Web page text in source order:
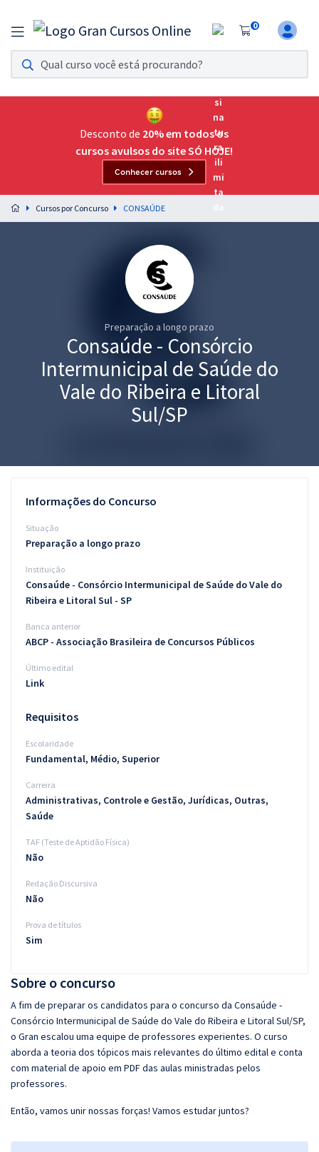
0
Assinatura Ilimitada 11
Acesso a todos os cursos. Teste grátis por 7 dias!
Assinatura OAB Até Passar
Acesso ilimitado a toda preparação para o Exame da
Preparação completa e intensiva para as principais
residências em saúde do Brasil
Graduação
Questões grátis
Conteúdo gratuito
Blog
Aprovados
Atendimento
Desconto de 20% em todos os
cursos avulsos do site SÓ HOJE!
Conhecer cursos
Cursos por Concurso CONSAÚDE
Preparação a longo prazo
Consaúde - Consórcio
Intermunicipal de Saúde do
Vale do Ribeira e Litoral
Sul/SP
Sobre o concurso
A fim de preparar os candidatos para o concurso da Consaúde -
Consórcio Intermunicipal de Saúde do Vale do Ribeira e Litoral Sul/SP,
o Gran escalou uma equipe de professores experientes. O curso
aborda a teoria dos tópicos mais relevantes do último edital e conta
com material de apoio em PDF das aulas ministradas pelos
professores.
Então, vamos unir nossas forças! Vamos estudar juntos?
Informações do Concurso
Situação
Preparação a longo prazo
Instituição
Consaúde - Consórcio Intermunicipal de Saúde do Vale do
Ribeira e Litoral Sul - SP
Banca anterior
ABCP - Associação Brasileira de Concursos Públicos
Último edital
Link
Requisitos
Escolaridade
Fundamental, Médio, Superior
Carreira
Administrativas, Controle e Gestão, Jurídicas, Outras,
Saúde
TAF (Teste de Aptidão Física)
Não
Redação Discursiva
Não
Prova de títulos
Sim